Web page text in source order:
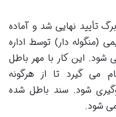
تأیید نهایی شد و آماده
(منگوله دار) توسط اداره
این کار با مهر باطل
می گیرد تا از هرگونه
شود. سند باطل شده
می شود.